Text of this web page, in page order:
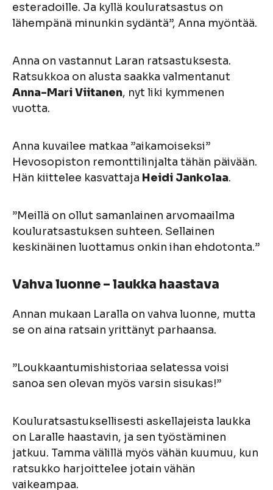
esteradoille. Ja kyllä kouluratsastus on
lähempänä minunkin sydäntä”, Anna myöntää.
Anna on vastannut Laran ratsastuksesta.
Ratsukkoa on alusta saakka valmentanut
Anna-Mari Viitanen, nyt liki kymmenen
vuotta.
Anna kuvailee matkaa ”aikamoiseksi”
Hevosopiston remonttilinjalta tähän päivään.
Hän kiittelee kasvattaja Heidi Jankolaa.
”Meillä on ollut samanlainen arvomaailma
kouluratsastuksen suhteen. Sellainen
keskinäinen luottamus onkin ihan ehdotonta.”
Vahva luonne – laukka haastava
Annan mukaan Laralla on vahva luonne, mutta
se on aina ratsain yrittänyt parhaansa.
”Loukkaantumishistoriaa selatessa voisi
sanoa sen olevan myös varsin sisukas!”
Kouluratsastuksellisesti askellajeista laukka
on Laralle haastavin, ja sen työstäminen
jatkuu. Tamma välillä myös vähän kuumuu, kun
ratsukko harjoittelee jotain vähän
vaikeampaa.